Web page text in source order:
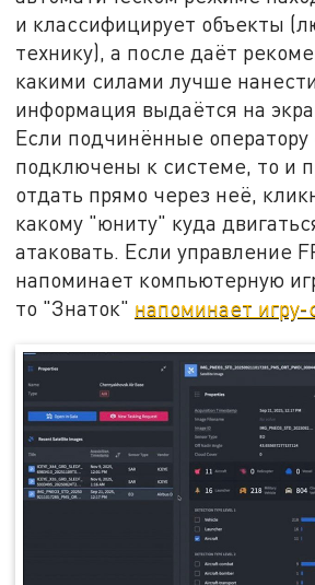
и классифицирует объекты
технику), а после даёт
какими силами лучше
информация выдаётся на
Если подчинённые
подключены к системе, то и
отдать прямо через неё,
какому "юниту" куда
атаковать. Если управление
напоминает компьютерную
то "Знаток" напоминает игру-